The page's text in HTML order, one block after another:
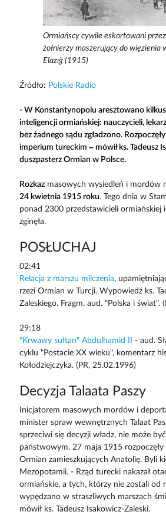
Ormiańscy cywile eskortowani
żołnierzy maszerujący do więzienia
Elazığ (1915)
Źródło: Polskie Radio
- W Konstantynopolu aresztowano
inteligencji ormiańskiej: nauczycieli,
bez żadnego sądu zgładzono.
imperium tureckim – mówił ks. Tadeusz
duszpasterz Ormian w Polsce.
Rozkazmasowych wysiedleń i mordów
24 kwietnia 1915 roku. Tego dnia w
ponad 2300 przedstawicieli ormiańskiej
zginęła.
POSŁUCHAJ
02:41
Relacja z marszu milczenia,
rzezi Ormian w Turcji. Wypowiedź ks.
Zaleskiego. Fragm. aud. "Polska i świat".
29:18
"Krwawy sułtan" Abdulhamid II
- aud.
cyklu "Postacie XX wieku", komentarz
Kołodziejczyka. (PR, 25.02.1996)
Decyzja Talaata Paszy
Inicjatorem masowych mordów i
minister spraw wewnętrznych Talaat
sprzeciwi się decyzji władz, nie może
państwowym. 27 maja 1915 rozpoczęły
Ormian zamieszkujących Anatolię. Byli
Mezopotamii. - Rząd turecki nakazał
ormiańskie, a tych, którzy nie zostali od
wypędzano w straszliwych marszach
mówił ks. Tadeusz Isakowicz-Zaleski.